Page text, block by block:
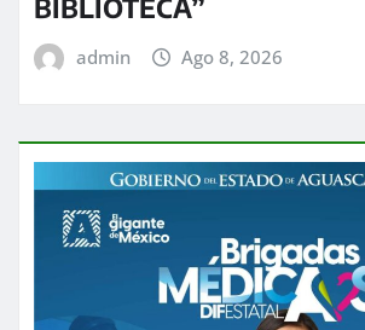
BIBLIOTECA”
admin Ago 8, 2026